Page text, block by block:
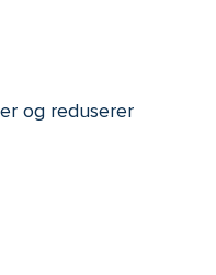
og reduserer